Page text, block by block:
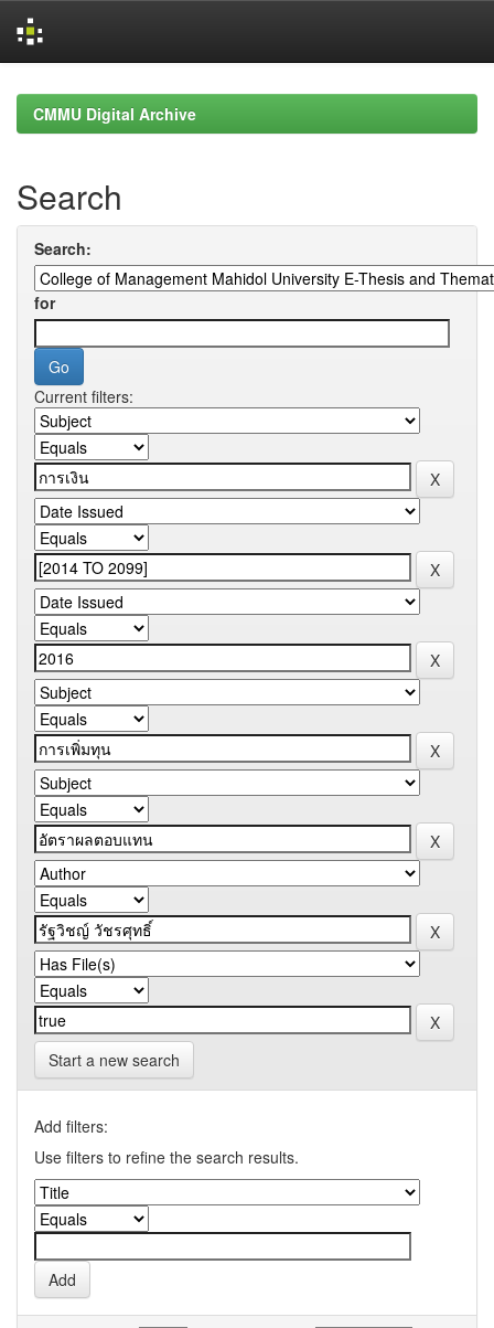
navigationCMMU Digital Archive
Search
Search:
for
Current filters:
Start a new search
Add filters:
Use filters to refine the search results.